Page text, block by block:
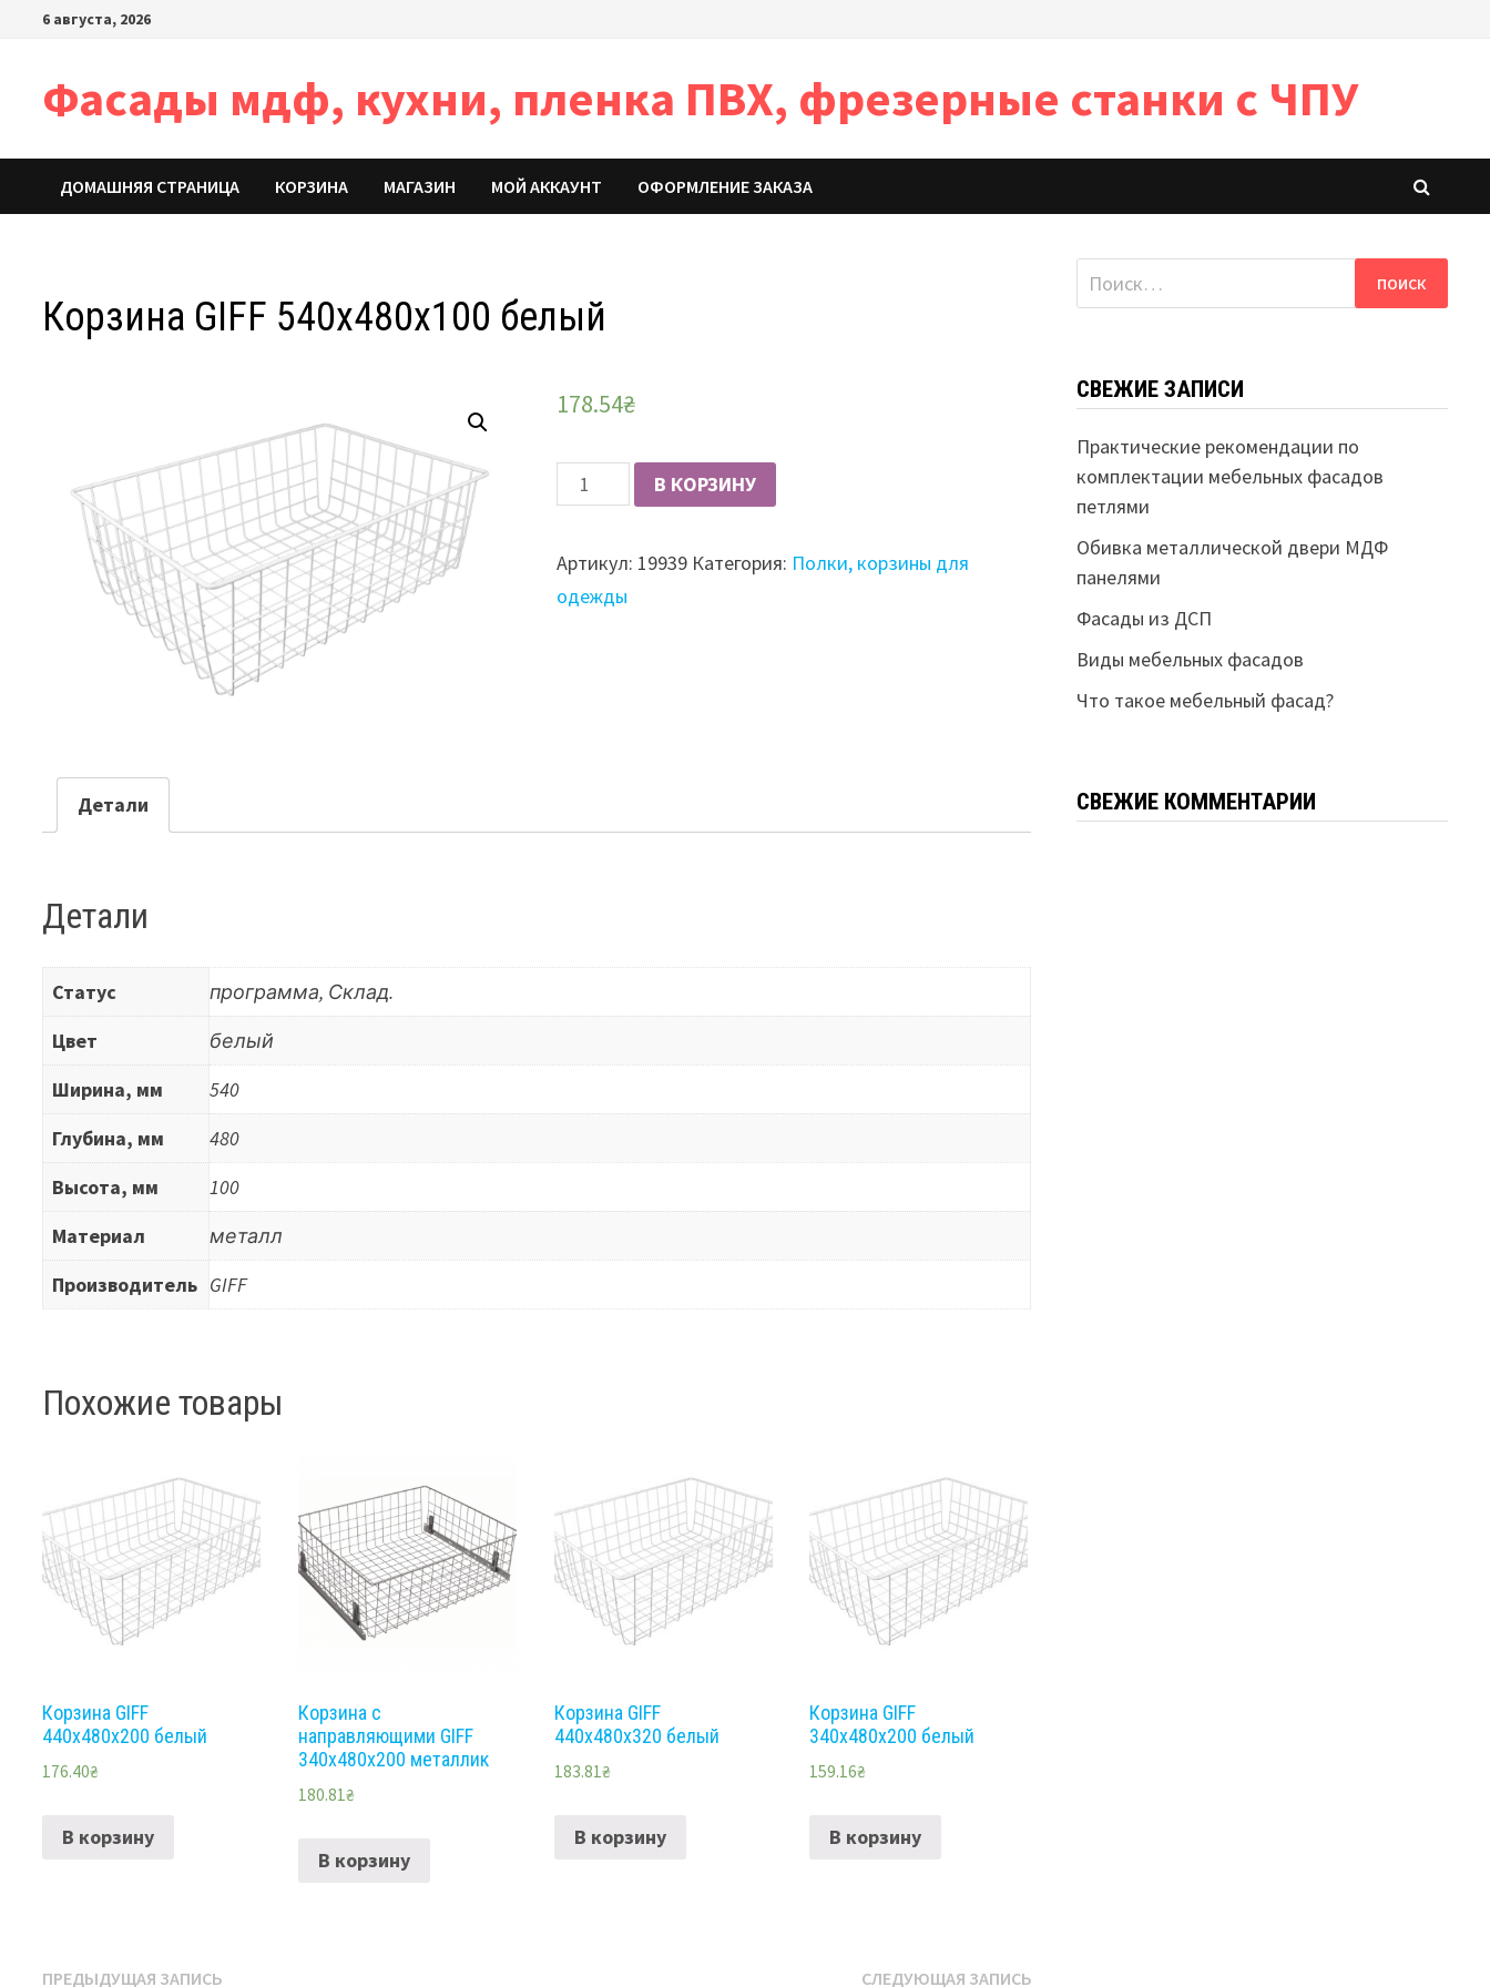
Перейти6 августа, 2026
Фасады мдф, кухни, пленка ПВХ, фрезерные станки с ЧПУ
ДОМАШНЯЯ СТРАНИЦА КОРЗИНА МАГАЗИН МОЙ АККАУНТ ОФОРМЛЕНИЕ ЗАКАЗА
Корзина GIFF 540х480х100 белый
178.54₴
Количество
Корзина
540х480х100
белый
В КОРЗИНУ
Артикул: 19939 Категория: Полки, корзины для
одежды
Детали
Детали
Статус
программа, Склад.
Цвет
белый
Ширина, мм
540
Глубина, мм
480
Высота, мм
100
Материал
металл
Производитель GIFF
Похожие товары
Корзина GIFF
440х480х200 белый
176.40₴
В корзину
Корзина с
направляющими GIFF
340х480х200 металлик
180.81₴
В корзину
Корзина GIFF
440х480х320 белый
183.81₴
В корзину
Корзина GIFF
340х480х200 белый
159.16₴
В корзину
ПРЕДЫДУЩАЯ ЗАПИСЬ СЛЕДУЮЩАЯ ЗАПИСЬСледующая
Найти:
СВЕЖИЕ ЗАПИСИ
Практические рекомендации по
комплектации мебельных фасадов
петлями
Обивка металлической двери МДФ
панелями
Фасады из ДСП
Виды мебельных фасадов
Что такое мебельный фасад?
СВЕЖИЕ КОММЕНТАРИИ